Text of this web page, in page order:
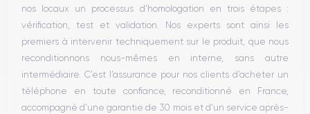
nos locaux un processus d’homologation en trois étapes :
vérification, test et validation. Nos experts sont ainsi les
premiers à intervenir techniquement sur le produit, que nous
reconditionnons nous-mêmes en interne, sans autre
intermédiaire. C’est l’assurance pour nos clients d’acheter un
téléphone en toute confiance, reconditionné en France,
accompagné d’une garantie de 30 mois et d’un service après-